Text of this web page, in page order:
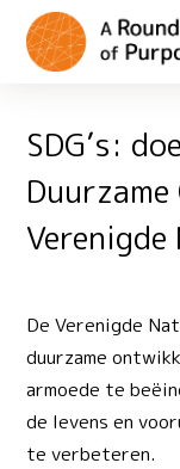
SDG’s: doelstellingen voor
Verenigde
De Verenigde
duurzame
armoede te
de levens en
te verbeteren.